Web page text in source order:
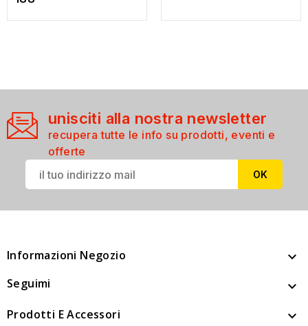
unisciti alla nostra newsletter
recupera tutte le info su prodotti, eventi e
offerte
Informazioni Negozio 
Seguimi 
Prodotti E Accessori 